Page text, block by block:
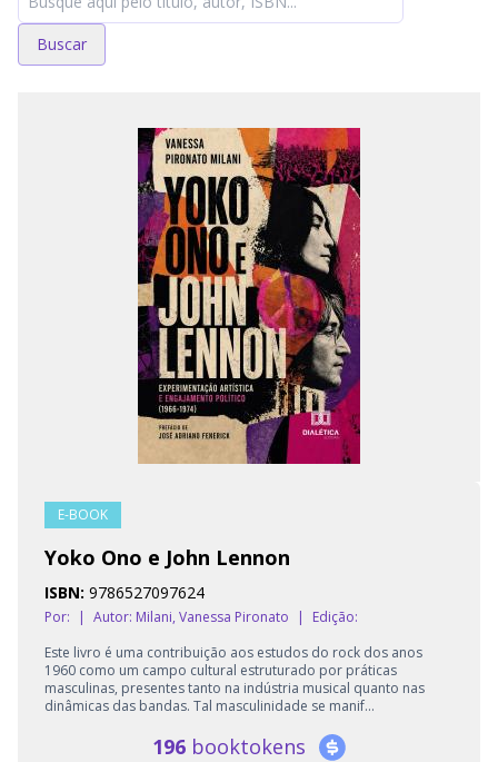
Buscar
E-BOOK
Yoko Ono e John Lennon
ISBN: 9786527097624
Por: | Autor: Milani, Vanessa Pironato |
Edição:
Este livro é uma contribuição aos estudos do rock dos anos
1960 como um campo cultural estruturado por práticas
masculinas, presentes tanto na indústria musical quanto nas
dinâmicas das bandas. Tal masculinidade se manif...
196 booktokens